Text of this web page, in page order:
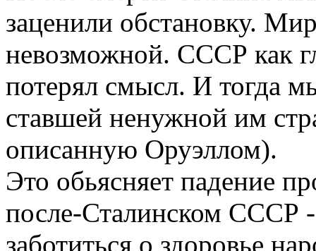
заценили обстановку.
невозможной. СССР как
потерял смысл. И тогда
ставшей ненужной им
описанную Оруэллом).
Это обьясняет падение
после-Сталинском СССР
заботиться о здоровье